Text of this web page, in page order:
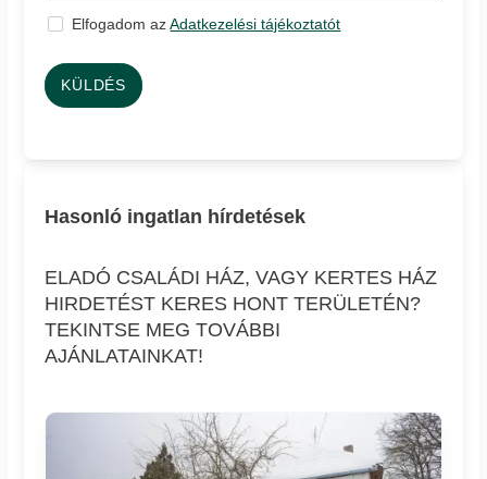
Elfogadom azAdatkezelési tájékoztatót
KÜLDÉS
Hasonló ingatlan hírdetések
ELADÓ CSALÁDI HÁZ, VAGY KERTES HÁZ
HIRDETÉST KERES HONT TERÜLETÉN?
TEKINTSE MEG TOVÁBBI
AJÁNLATAINKAT!